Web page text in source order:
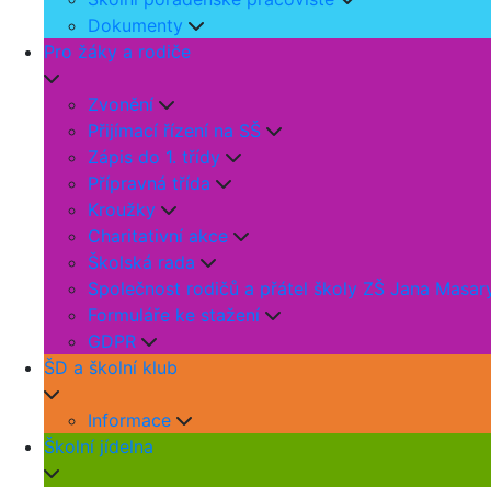
Dokumenty
Pro žáky a rodiče
Zvonění
Přijímací řízení na SŠ
Zápis do 1. třídy
Přípravná třída
Kroužky
Charitativní akce
Školská rada
Společnost rodičů a přátel školy ZŠ Jana
Formuláře ke stažení
GDPR
ŠD a školní klub
Informace
Školní jídelna